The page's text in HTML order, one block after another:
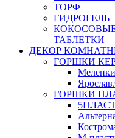
ТОРФ
ГИДРОГЕЛЬ
ТАБЛЕТКИ
ДЕКОР
ГОРШКИ
Меленки
ГОРШКИ